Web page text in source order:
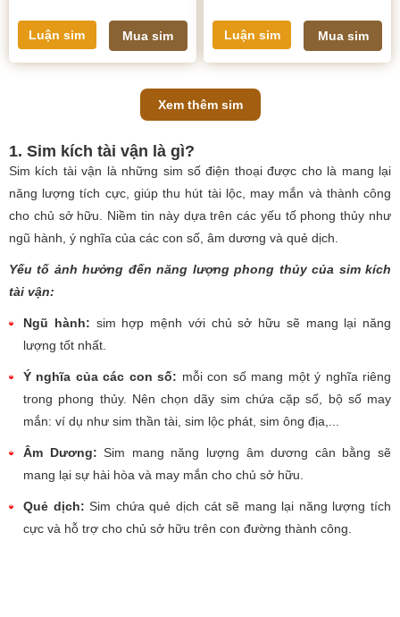
Luận sim Mua sim Luận sim Mua sim
Xem thêm sim
1. Sim kích tài vận là gì?
Sim kích tài vận là những sim số điện thoại được cho là mang lại
năng lượng tích cực, giúp thu hút tài lộc, may mắn và thành công
cho chủ sở hữu. Niềm tin này dựa trên các yếu tố phong thủy như
ngũ hành, ý nghĩa của các con số, âm dương và quẻ dịch.
Yếu tố ảnh hưởng đến năng lượng phong thủy của sim kích
tài vận:
Ngũ hành: sim hợp mệnh với chủ sở hữu sẽ mang lại năng
lượng tốt nhất.
Ý nghĩa của các con số: mỗi con số mang một ý nghĩa riêng
trong phong thủy. Nên chọn dãy sim chứa cặp số, bộ số may
mắn: ví dụ như sim thần tài, sim lộc phát, sim ông địa,...
Âm Dương:Sim mang năng lượng âm dương cân bằng sẽ
mang lại sự hài hòa và may mắn cho chủ sở hữu.
Quẻ dịch:Sim chứa quẻ dịch cát sẽ mang lại năng lượng tích
cực và hỗ trợ cho chủ sở hữu trên con đường thành công.